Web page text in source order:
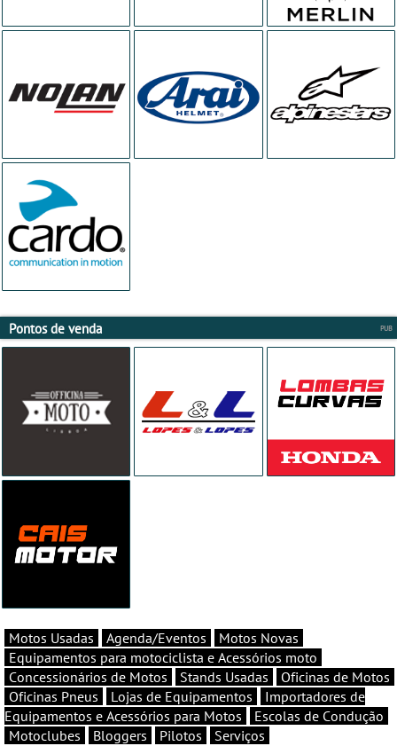
Pontos de venda
Motos Usadas Agenda/Eventos
Motos Novas
Equipamentos para motociclista e Acessórios moto
Concessionários de Motos
Stands Usadas
Oficinas de Motos
Oficinas Pneus
Lojas de Equipamentos
Importadores de
Equipamentos e Acessórios para Motos
Escolas de Condução
Motoclubes
Bloggers Pilotos Serviços